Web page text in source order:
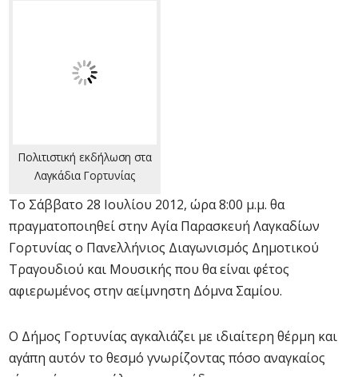
Πολιτιστική εκδήλωση στα
Λαγκάδια Γορτυνίας
Το Σάββατο 28 Ιουλίου 2012, ώρα 8:00 μ.μ. θα
πραγματοποιηθεί στην Αγία Παρασκευή Λαγκαδίων
Γορτυνίας ο Πανελλήνιος Διαγωνισμός Δημοτικού
Τραγουδιού και Μουσικής που θα είναι φέτος
αφιερωμένος στην αείμνηστη Δόμνα Σαμίου.
Ο Δήμος Γορτυνίας αγκαλιάζει με ιδιαίτερη θέρμη και
αγάπη αυτόν το θεσμό γνωρίζοντας πόσο αναγκαίος